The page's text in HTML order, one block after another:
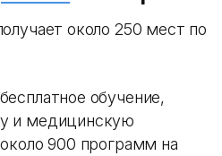
около 250 мест по
обучение,
и медицинскую
900 программ на